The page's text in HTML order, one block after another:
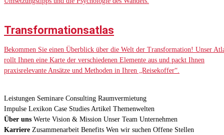
Transformationsatlas
Bekommen Sie einen Überblick über die Welt der Transformation! Unser
rollt Ihnen eine Karte der verschiedenen Elemente aus und packt Ihnen
praxisrelevante Ansätze und Methoden in Ihren „Reisekoffer“.
Leistungen Seminare Consulting Raumvermietung
Impulse Lexikon Case Studies Artikel Themenwelten
Über uns Werte Vision & Mission Unser Team Unternehmen
Karriere Zusammenarbeit Benefits Wen wir suchen Offene Stellen